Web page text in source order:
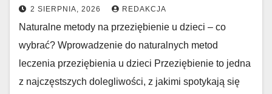
2 SIERPNIA, 2026 REDAKCJA
Naturalne metody na przeziębienie u dzieci – co
wybrać? Wprowadzenie do naturalnych metod
leczenia przeziębienia u dzieci Przeziębienie to jedna
z najczęstszych dolegliwości, z jakimi spotykają się